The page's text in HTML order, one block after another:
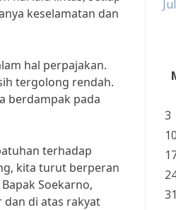
keselamatan dan
hal perpajakan.
tergolong rendah.
berdampak pada
terhadap
kita turut berperan
Soekarno,
dan di atas rakyat
3
10
31